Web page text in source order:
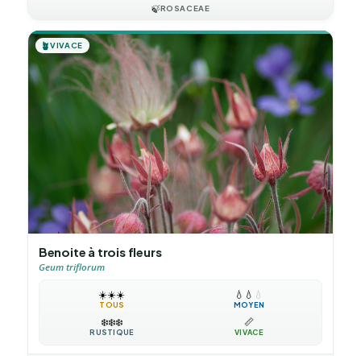
🍃ROSACEAE
🪴VIVACE
Benoite à trois fleurs
Geum triflorum
☀️☀️☀️
TOUS
💧 💧 💧
MOYEN
❄️❄️❄️
RUSTIQUE
📏
VIVACE